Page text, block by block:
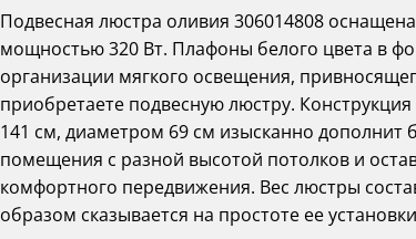
Подвесная люстра оливия 306014808
мощностью 320 Вт. Плафоны белого цвета в
организации мягкого освещения,
приобретаете подвесную люстру.
141 см, диаметром 69 см изысканно
помещения с разной высотой потолков и
комфортного передвижения. Вес люстры
образом сказывается на простоте ее